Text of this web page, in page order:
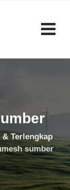
Terlengkap
sumber